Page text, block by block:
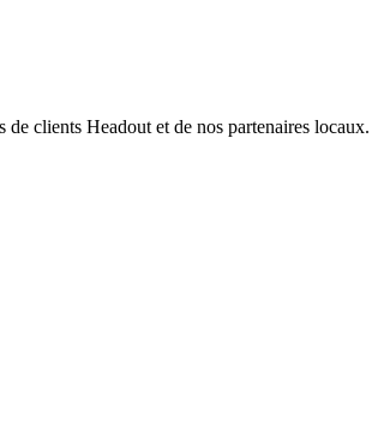
clients Headout et de nos partenaires